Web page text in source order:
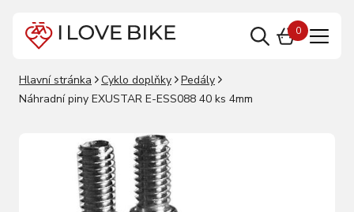
0
Hlavní stránka Cyklo doplňky
Pedály
Náhradní piny EXUSTAR E-ESS088 40 ks 4mm